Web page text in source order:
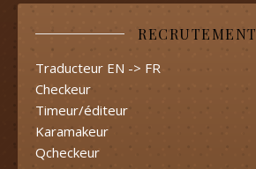
RECRUTEMENT
Traducteur EN -> FR
Checkeur
Timeur/éditeur
Karamakeur
Qcheckeur